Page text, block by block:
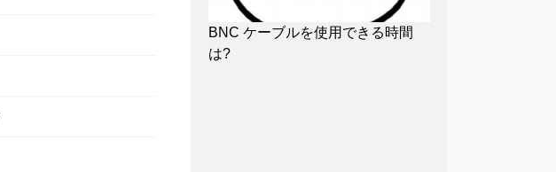
BNC ケーブルを使用できる時間
は?